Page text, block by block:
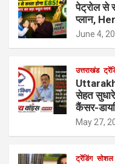
पेट्रोल से
प्लान,
June 4,
उत्तराखंड
सेहत
कैंसर-
May 27,
ट्रेंडिंग सोशल